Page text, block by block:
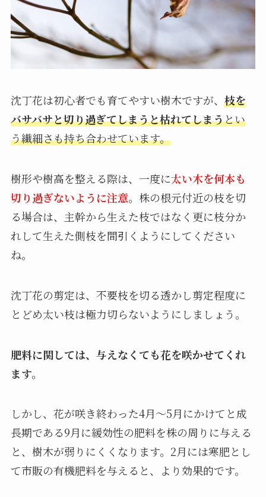
沈丁花は初心者でも育てやすい樹木ですが、 枝を
バサバサと切り過ぎてしまうと枯れてしまうとい
う繊細さも持ち合わせています。
樹形や樹高を整える際は、一度に太い木を何本も
切り過ぎないように注意。株の根元付近の枝を切
る場合は、主幹から生えた枝ではなく更に枝分か
れして生えた側枝を間引くようにしてください
ね。
沈丁花の剪定は、不要枝を切る透かし剪定程度に
とどめ太い枝は極力切らないようにしましょう。
肥料に関しては、与えなくても花を咲かせてくれ
ます。
しかし、花が咲き終わった4月〜5月にかけてと成
長期である9月に緩効性の肥料を株の周りに与える
と、樹木が弱りにくくなります。2月には寒肥とし
て市販の有機肥料を与えると、より効果的です。